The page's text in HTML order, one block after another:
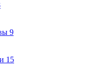
9
15